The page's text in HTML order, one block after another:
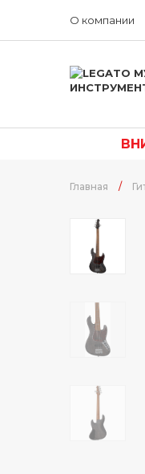
О компании
Главная /